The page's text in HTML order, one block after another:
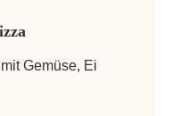
Gemüse, Ei